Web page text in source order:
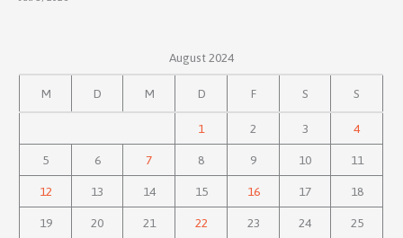
August 2024
M D M D F S S
1 2 3 4
5 6 7 8 9 10 11
12 13 14 15 16 17 18
19 20 21 22 23 24 25